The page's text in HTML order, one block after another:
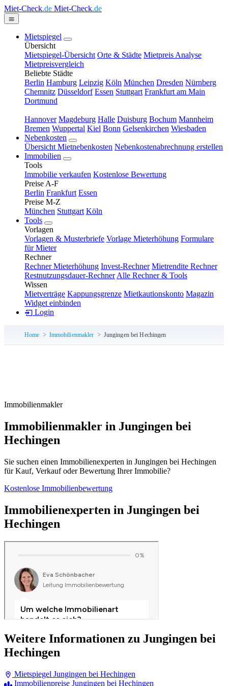
Miet-Check.de Miet-Check.de
Mietspiegel
Übersicht
Mietspiegel-Übersicht Orte & Städte Mietpreis Analyse
Mietpreisvergleich
Beliebte Städte
Berlin Hamburg Leipzig Köln München Dresden Nürnberg
Chemnitz Düsseldorf Essen Stuttgart Frankfurt am Main
Dortmund
Hannover Magdeburg Halle Duisburg Bochum Mannheim
Bremen Wuppertal Kiel Bonn Gelsenkirchen Wiesbaden
Nebenkosten
Übersicht Mietnebenkosten Nebenkostenabrechnung erstellen
Immobilien
Tools
Immobilie verkaufen Kostenlose Bewertung
Preise A-F
Berlin Frankfurt Essen
Preise M-Z
München Stuttgart Köln
Tools
Vorlagen
Vorlagen & Musterbriefe Vorlage Mieterhöhung Formulare
für Mieter
Rechner
Rechner Mieterhöhung Invest-Rechner Mietrendite Rechner
Restnutzungsdauer-Rechner Alle Rechner & Tools
Wissen
Mietverträge Kappungsgrenze Mietkautionskonto Magazin
Widget einbinden
Login
Home Immobilienmakler Jungingen bei Hechingen
Immobilienmakler
Immobilienmakler in Jungingen bei
Hechingen
Sie suchen einen Immobilienexperten in Jungingen bei Hechingen
für Kauf, Verkauf oder Bewertung Ihrer Immobilie?
Kostenlose Immobilienbewertung
Immobilienexperten in Jungingen bei
Hechingen
Weitere Informationen zu Jungingen bei
Hechingen
Mietspiegel Jungingen bei Hechingen
Immobilienpreise Jungingen bei Hechingen